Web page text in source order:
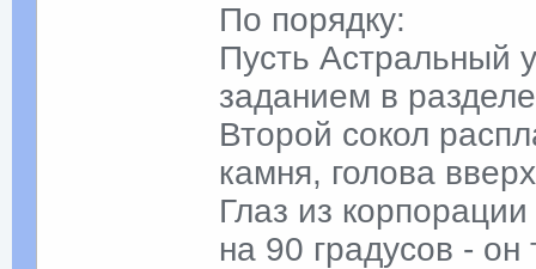
По порядку:
Пусть Астральный
заданием в
Второй сокол
камня, голова
Глаз из
на 90 градусов - он